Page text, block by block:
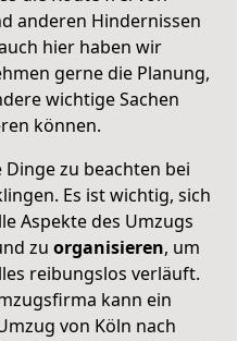
anderen Hindernissen
hier haben wir
gerne die Planung,
wichtige Sachen
können.
zu beachten bei
Es ist wichtig, sich
Aspekte des Umzugs
zu organisieren, um
reibungslos verläuft.
kann ein
von Köln nach